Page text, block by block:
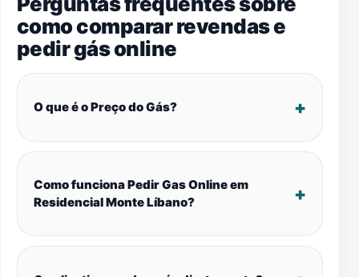
como comparar revendas e
pedir gás online
O que é o Preço do Gás?
Como funciona Pedir Gas Online em
Residencial Monte Líbano?